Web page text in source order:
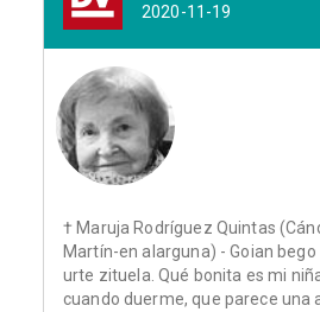
2020-11-19
† Maruja Rodríguez Quintas
Martín-en alarguna) - Goian
urte zituela. Qué bonita es mi
cuando duerme, que parece una